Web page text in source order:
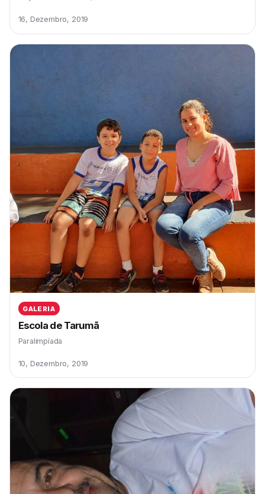
16, Dezembro, 2019
GALERIA
Escola de Tarumã
Paralimpíada
10, Dezembro, 2019